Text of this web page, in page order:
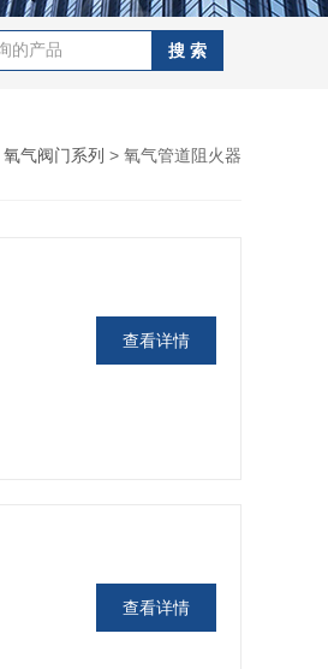
氧气阀门系列 > 氧气管道阻火器
查看详情
查看详情